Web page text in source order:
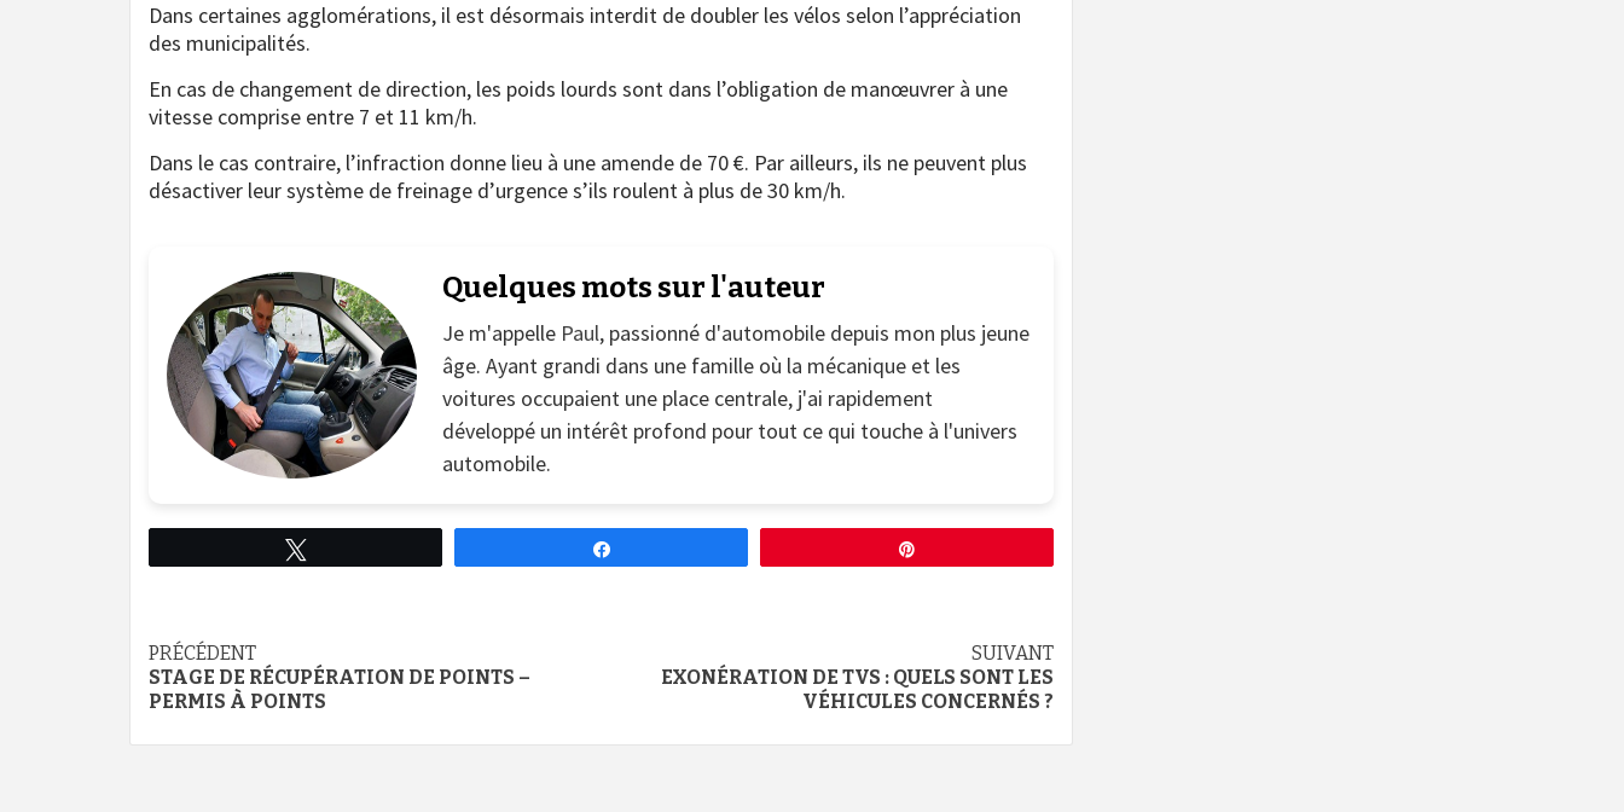
Dans certaines agglomérations, il est désormais interdit de doubler les vélos selon l’appréciation
des municipalités.
En cas de changement de direction, les poids lourds sont dans l’obligation de manœuvrer à une
vitesse comprise entre 7 et 11 km/h.
Dans le cas contraire, l’infraction donne lieu à une amende de 70 €. Par ailleurs, ils ne peuvent plus
désactiver leur système de freinage d’urgence s’ils roulent à plus de 30 km/h.
Quelques mots sur l'auteur
Je m'appelle Paul, passionné d'automobile depuis mon plus jeune
âge. Ayant grandi dans une famille où la mécanique et les
voitures occupaient une place centrale, j'ai rapidement
développé un intérêt profond pour tout ce qui touche à l'univers
automobile.
Continue
Reading
PRÉCÉDENT
STAGE DE RÉCUPÉRATION DE POINTS –
PERMIS À POINTS
SUIVANT
EXONÉRATION DE TVS : QUELS SONT LES
VÉHICULES CONCERNÉS ?